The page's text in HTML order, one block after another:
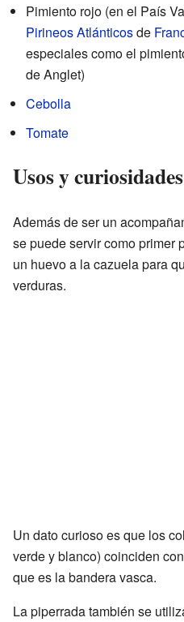
Pimiento rojo (en el País
Pirineos Atlánticosde
especiales como el
de Anglet)
Cebolla
Tomate
Usos y
Además de ser un
se puede servir como primer
un huevo a la cazuela para
verduras.
Un dato curioso es que los
verde y blanco) coinciden
que es la bandera vasca.
La piperrada también se